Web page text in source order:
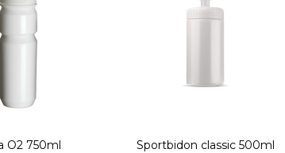
O2 750ml Sportbidon classic 500ml